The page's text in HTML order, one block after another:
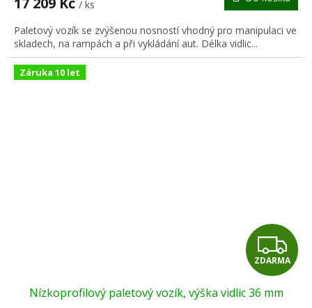
A
/ ks
Paletový vozík se zvýšenou nosností vhodný pro manipulaci ve
skladech, na rampách a při vykládání aut. Délka vidlic...
Záruka 10 let
Z
D
ZDARMA
Nízkoprofilový paletový vozík, výška vidlic 36 mm